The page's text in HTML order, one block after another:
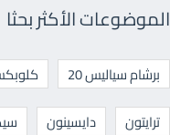
الموضوعات الأكثر بحثا
برشام سياليس 20
ترايتون
دايسينون